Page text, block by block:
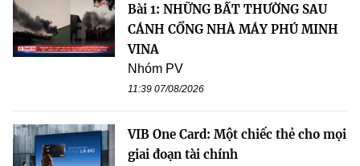
Bài 1: NHỮNG BẤT THƯỜNG SAU
CÁNH CỔNG NHÀ MÁY PHÚ MINH
VINA
Nhóm PV
11:39 07/08/2026
VIB One Card: Một chiếc thẻ cho mọi
giai đoạn tài chính